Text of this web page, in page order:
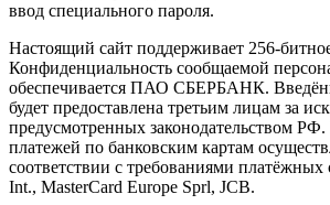
ввод специального пароля.
Настоящий сайт поддерживает 256-
Конфиденциальность сообщаемой
обеспечивается ПАО СБЕРБАНК.
будет предоставлена третьим лицам за
предусмотренных законодательством
платежей по банковским картам
соответствии с требованиями
Int., MasterCard Europe Sprl, JCB.